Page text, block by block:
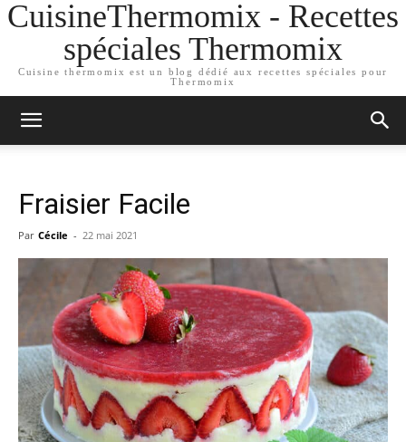
CuisineThermomix - Recettes
spéciales Thermomix
Cuisine thermomix est un blog dédié aux recettes spéciales pour
Thermomix
Fraisier Facile
Par Cécile - 22 mai 2021